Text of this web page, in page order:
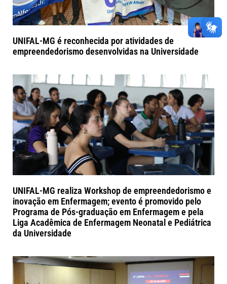
UNIFAL-MG é reconhecida por atividades de
empreendedorismo desenvolvidas na Universidade
UNIFAL-MG realiza Workshop de empreendedorismo e
inovação em Enfermagem; evento é promovido pelo
Programa de Pós-graduação em Enfermagem e pela
Liga Acadêmica de Enfermagem Neonatal e Pediátrica
da Universidade